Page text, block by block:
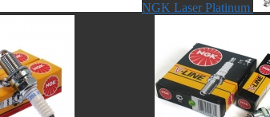
NGK Laser Platinum